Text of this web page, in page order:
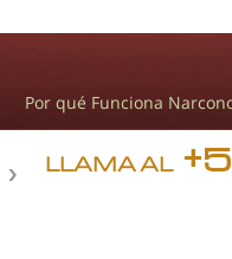
Por qué Funciona
LLAMA AL